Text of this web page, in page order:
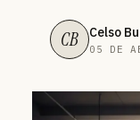
CB Celso
05 DE